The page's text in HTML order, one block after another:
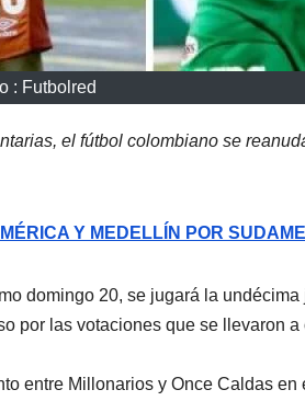
: Futbolred
el fútbol colombiano se
Y MEDELLÍN POR
domingo 20, se jugará la
por las votaciones que se llevaron a
entre Millonarios y Once Caldas en